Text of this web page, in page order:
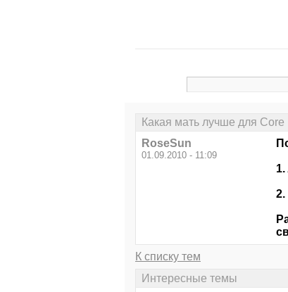
Какая мать лучше для Core
RoseSun
01.09.2010 - 11:09
2.
К списку тем
Интересные темы